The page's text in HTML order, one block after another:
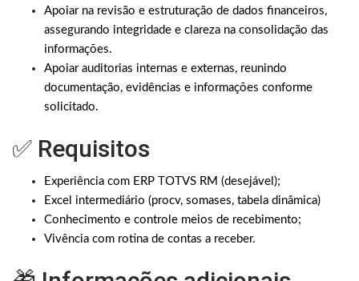
Apoiar na revisão e estruturação de dados financeiros,
assegurando integridade e clareza na consolidação das
informações.
Apoiar auditorias internas e externas, reunindo
documentação, evidências e informações conforme
solicitado.
✅ Requisitos
Experiência com ERP TOTVS RM (desejável);
Excel intermediário (procv, somases, tabela dinâmica)
Conhecimento e controle meios de recebimento;
Vivência com rotina de contas a receber.